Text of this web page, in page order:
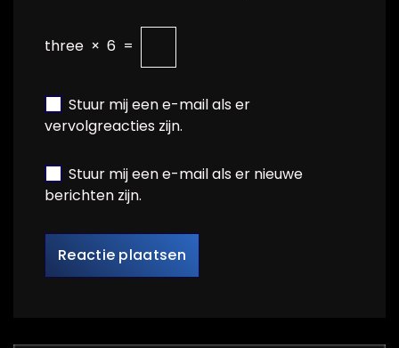
three × 6 =
Stuur mij een e-mail als er
vervolgreacties zijn.
Stuur mij een e-mail als er nieuwe
berichten zijn.